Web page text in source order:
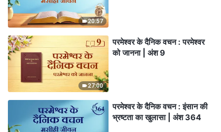
20:57
27:00
परमेश्वर के दैनिक वचन : परमेश्वर
को जानना | अंश 9
परमेश्वर के दैनिक वचन : इंसान की
भ्रष्टता का खुलासा | अंश 364